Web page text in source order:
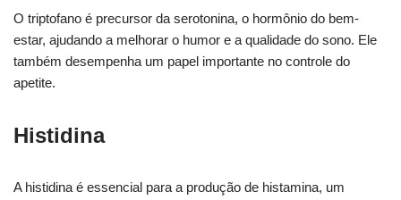
O triptofano é precursor da serotonina, o hormônio do bem-
estar, ajudando a melhorar o humor e a qualidade do sono. Ele
também desempenha um papel importante no controle do
apetite.
Histidina
A histidina é essencial para a produção de histamina, um